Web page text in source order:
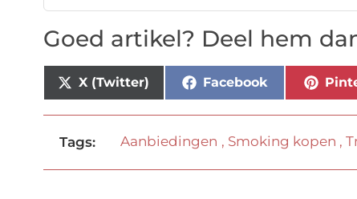
Goed artikel? Deel hem
X (Twitter) Facebook
Tags: Aanbiedingen , Smoking kopen ,